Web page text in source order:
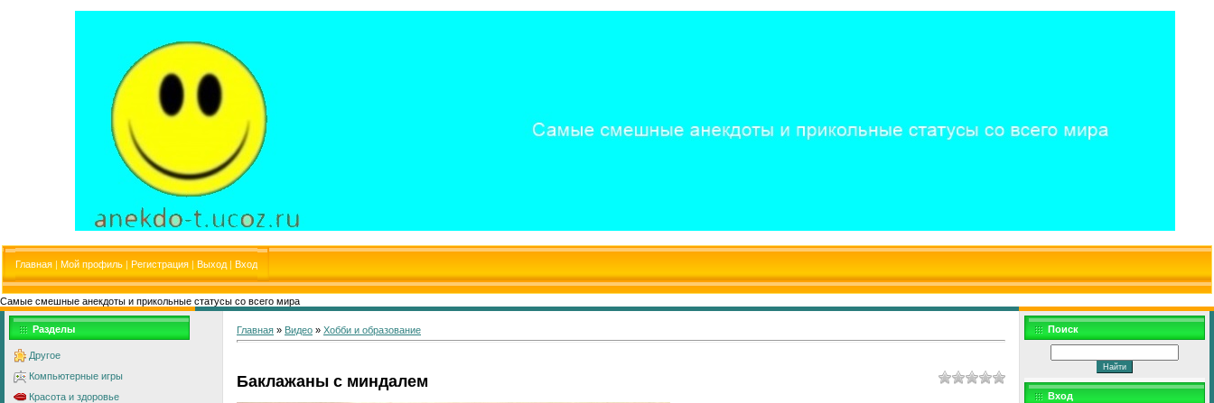
Главная | Мой профиль | Регистрация | Выход | Вход
Самые смешные анекдоты и прикольные статусы со всего мира
Разделы
Другое
Компьютерные игры
Красота и здоровье
Главная » Видео » Хобби и образование
Баклажаны с миндалем
Поиск
Вход